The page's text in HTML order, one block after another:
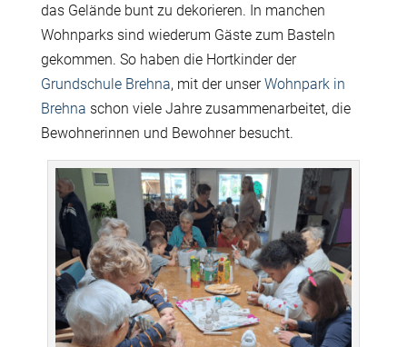
das Gelände bunt zu dekorieren. In manchen
Wohnparks sind wiederum Gäste zum Basteln
gekommen. So haben die Hortkinder der
Grundschule Brehna, mit der unserWohnpark in
Brehna schon viele Jahre zusammenarbeitet, die
Bewohnerinnen und Bewohner besucht.